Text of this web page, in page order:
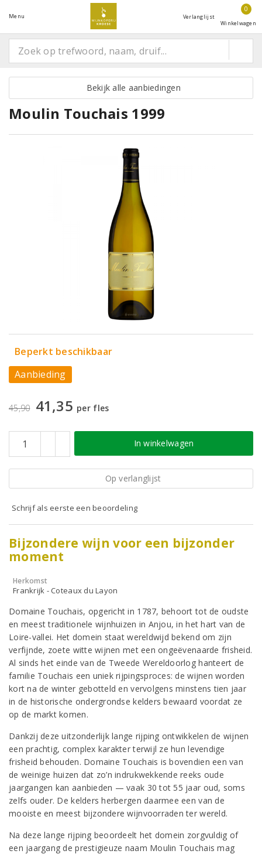
Menu Verlanglijst
0
Winkelwagen
Bekijk alle aanbiedingen
Moulin Touchais 1999
Beperkt beschikbaar
Aanbieding
45,90 41,35 per fles
In winkelwagen
Op verlanglijst
Schrijf als eerste een beoordeling
Bijzondere wijn voor een bijzonder
moment
Herkomst
Frankrijk - Coteaux du Layon
Domaine Touchais, opgericht in 1787, behoort tot de oudste
en meest traditionele wijnhuizen in Anjou, in het hart van de
Loire-vallei. Het domein staat wereldwijd bekend om zijn
verfijnde, zoete witte wijnen met een ongeëvenaarde frisheid.
Al sinds het einde van de Tweede Wereldoorlog hanteert de
familie Touchais een uniek rijpingsproces: de wijnen worden
kort na de winter gebotteld en vervolgens minstens tien jaar
in de historische ondergrondse kelders bewaard voordat ze
op de markt komen.
Dankzij deze uitzonderlijk lange rijping ontwikkelen de wijnen
een prachtig, complex karakter terwijl ze hun levendige
frisheid behouden. Domaine Touchais is bovendien een van
de weinige huizen dat zo’n indrukwekkende reeks oude
jaargangen kan aanbieden — vaak 30 tot 55 jaar oud, soms
zelfs ouder. De kelders herbergen daarmee een van de
mooiste en meest bijzondere wijnvoorraden ter wereld.
Na deze lange rijping beoordeelt het domein zorgvuldig of
een jaargang de prestigieuze naam Moulin Touchais mag